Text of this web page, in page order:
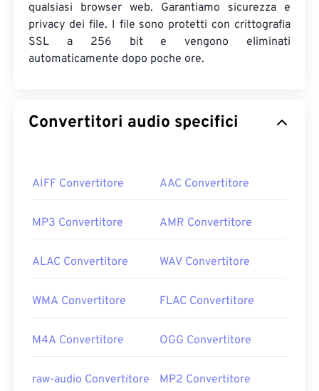
qualsiasi browser web. Garantiamo sicurezza e
privacy dei file. I file sono protetti con crittografia
SSL a 256 bit e vengono eliminati
automaticamente dopo poche ore.
Convertitori audio specifici
AIFF Convertitore AAC Convertitore
MP3 Convertitore AMR Convertitore
ALAC Convertitore WAV Convertitore
WMA Convertitore FLAC Convertitore
M4A Convertitore OGG Convertitore
raw-audio Convertitore MP2 Convertitore